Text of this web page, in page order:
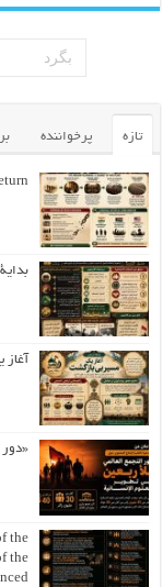
تازه پرخواننده
«دور
the
the